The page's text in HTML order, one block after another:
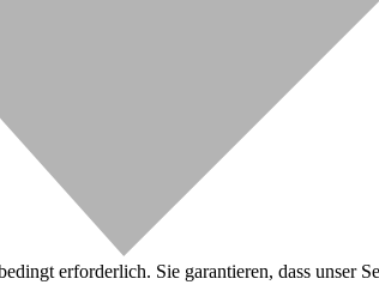
erforderlich. Sie garantieren, dass unser